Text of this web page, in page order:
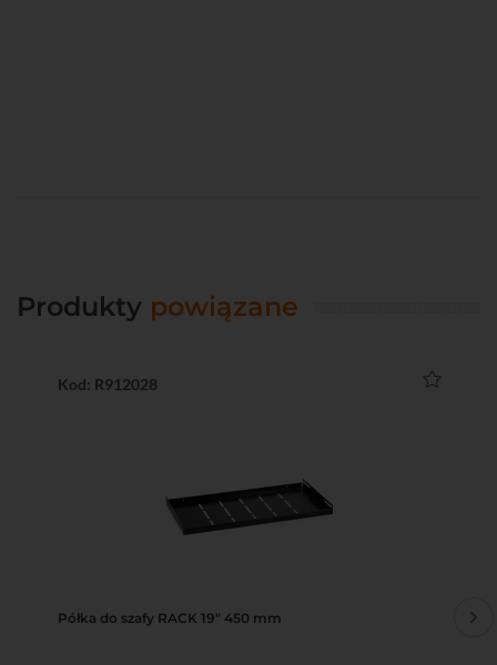
Produkty powiązane
Kod: R912028
Półka do szafy RACK 19" 450 mm